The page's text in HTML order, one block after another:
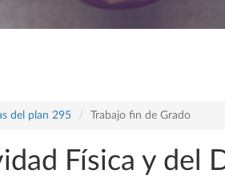
del plan 295 Trabajo fin de Grado
Física y del